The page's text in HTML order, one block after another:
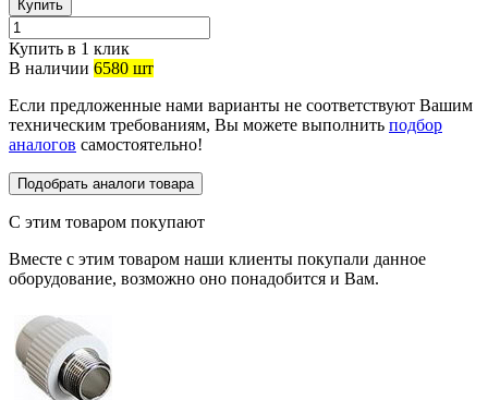
Купить
Купить в 1 клик
В наличии 6580 шт
Если предложенные нами варианты не соответствуют Вашим
техническим требованиям, Вы можете выполнить подбор
аналогов самостоятельно!
Подобрать аналоги товара
С этим товаром покупают
Вместе с этим товаром наши клиенты покупали данное
оборудование, возможно оно понадобится и Вам.